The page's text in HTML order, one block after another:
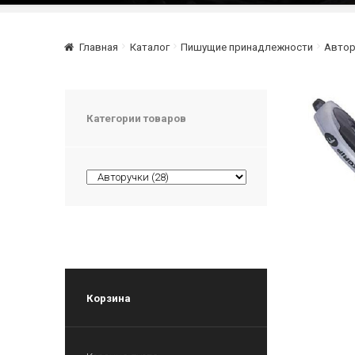
Главная Каталог Пишущие принадлежности
Категории товаров
Корзина